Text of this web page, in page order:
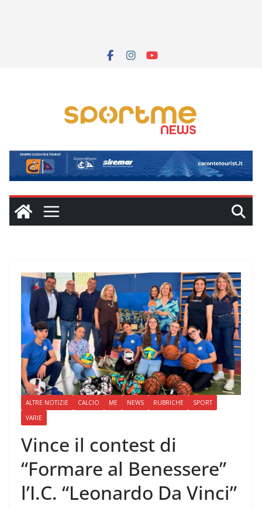
ALTRE NOTIZIE CALCIO ME NEWS RUBRICHE
SPORT
VARIE
Vince il contest di
“Formare al Benessere”
l’I.C. “Leonardo Da Vinci”